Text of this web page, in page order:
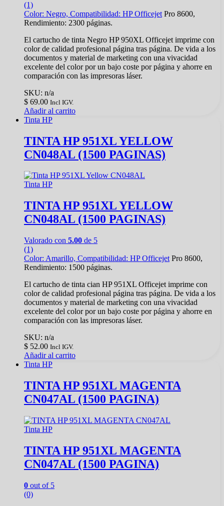
(1)
Color: Negro, Compatibilidad: HP Officejet Pro 8600,
Rendimiento: 2300 páginas.
El cartucho de tinta Negro HP 950XL Officejet imprime con
color de calidad profesional página tras página. De vida a los
documentos y material de marketing con una vivacidad
excelente del color por un bajo coste por página y ahorre en
comparación con las impresoras láser.
SKU: n/a
$ 69.00 Incl IGV.
Añadir al carrito
Tinta HP
TINTA HP 951XL YELLOW
CN048AL (1500 PAGINAS)
Tinta HP
TINTA HP 951XL YELLOW
CN048AL (1500 PAGINAS)
Valorado con 5.00 de 5
(1)
Color: Amarillo, Compatibilidad: HP Officejet Pro 8600,
Rendimiento: 1500 páginas.
El cartucho de tinta cian HP 951XL Officejet imprime con
color de calidad profesional página tras página. De vida a los
documentos y material de marketing con una vivacidad
excelente del color por un bajo coste por página y ahorre en
comparación con las impresoras láser.
SKU: n/a
$ 52.00 Incl IGV.
Añadir al carrito
Tinta HP
TINTA HP 951XL MAGENTA
CN047AL (1500 PAGINA)
Tinta HP
TINTA HP 951XL MAGENTA
CN047AL (1500 PAGINA)
0 out of 5
(0)